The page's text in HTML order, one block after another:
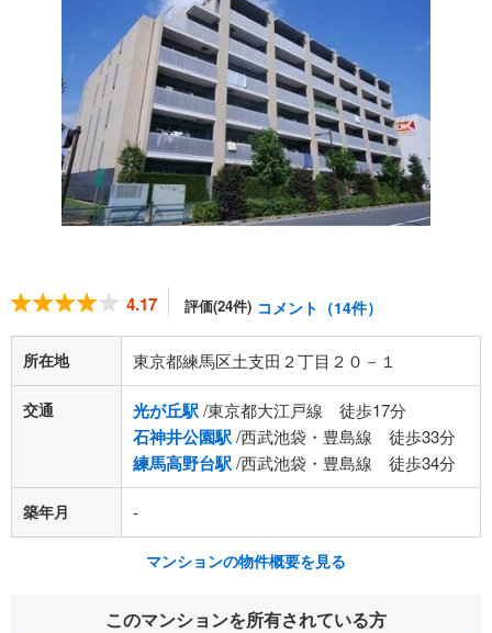
4.17 評価(24件) コメント（14件）
所在地 東京都練馬区土支田２丁目２０－１
交通 光が丘駅/東京都大江戸線 徒歩17分
石神井公園駅/西武池袋・豊島線 徒歩33分
練馬高野台駅/西武池袋・豊島線 徒歩34分
築年月 -
マンションの物件概要を見る
このマンションを所有されている方